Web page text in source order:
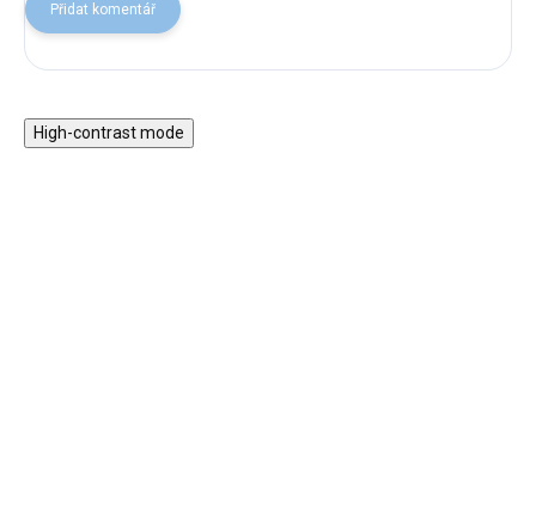
Přidat komentář
High-contrast mode